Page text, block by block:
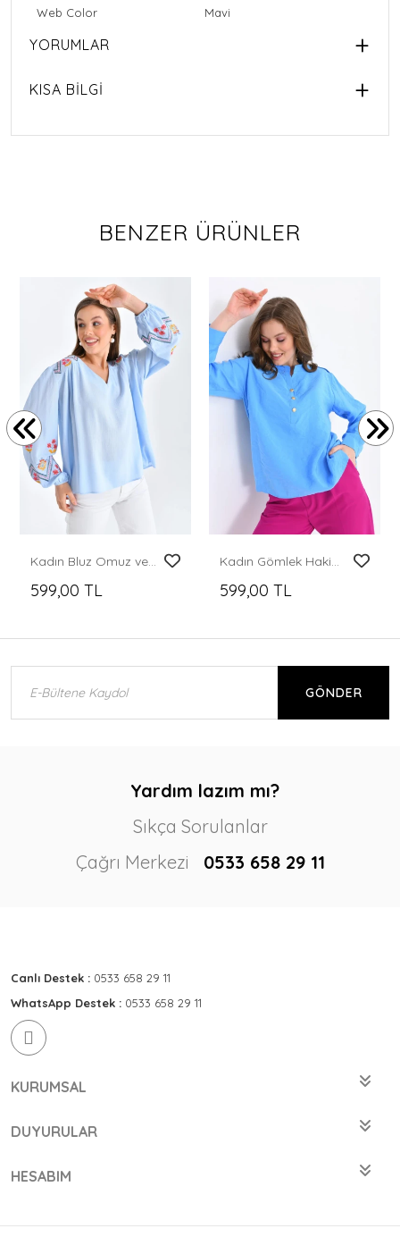
Web Color Mavi
YORUMLAR
KISA BİLGİ
BENZER ÜRÜNLER
599,00 TL 599,00 TL
GÖNDER
Yardım lazım mı?
Sıkça Sorulanlar
Çağrı Merkezi
0533 658 29 11
Canlı Destek : 0533 658 29 11
WhatsApp Destek : 0533 658 29 11
KURUMSAL
DUYURULAR
HESABIM